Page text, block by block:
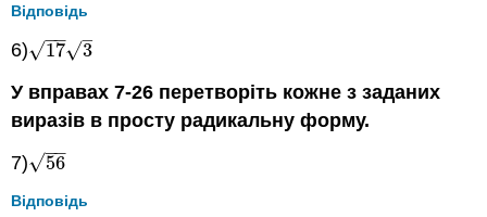
Відповідь
6) 17
−−
√ 3
–
√
173
У вправах 7-26 перетворіть кожне з заданих
виразів в просту радикальну форму.
7)
56
−−
√
56
Відповідь